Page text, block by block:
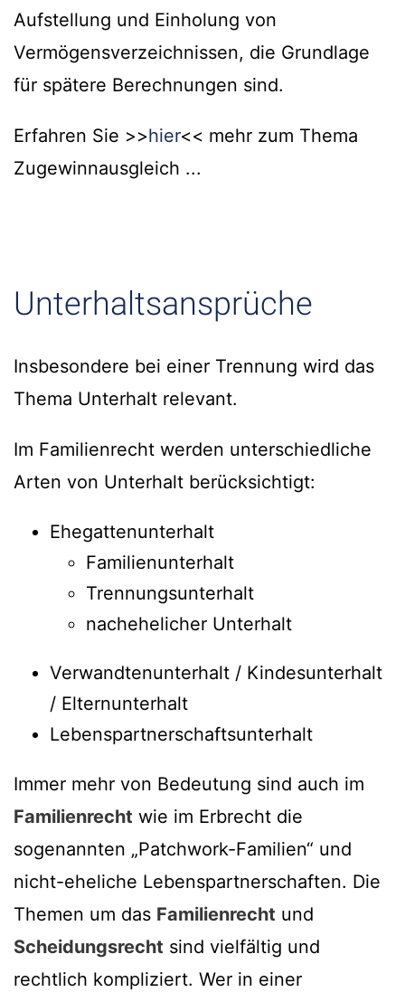
Aufstellung und Einholung von
Vermögensverzeichnissen, die Grundlage
für spätere Berechnungen sind.
Erfahren Sie >>hier<< mehr zum Thema
Zugewinnausgleich ...
Unterhaltsansprüche
Insbesondere bei einer Trennung wird das
Thema Unterhalt relevant.
Im Familienrecht werden unterschiedliche
Arten von Unterhalt berücksichtigt:
Ehegattenunterhalt
Familienunterhalt
Trennungsunterhalt
nachehelicher Unterhalt
Verwandtenunterhalt / Kindesunterhalt
/ Elternunterhalt
Lebenspartnerschaftsunterhalt
Immer mehr von Bedeutung sind auch im
Familienrecht wie im Erbrecht die
sogenannten „Patchwork-Familien“ und
nicht-eheliche Lebenspartnerschaften. Die
Themen um das Familienrecht und
Scheidungsrecht sind vielfältig und
rechtlich kompliziert. Wer in einer